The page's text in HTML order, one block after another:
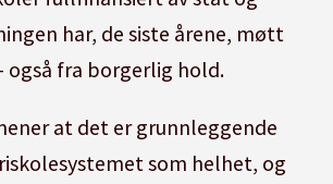
har, de siste årene, møtt
også fra borgerlig hold.
at det er grunnleggende
som helhet, og